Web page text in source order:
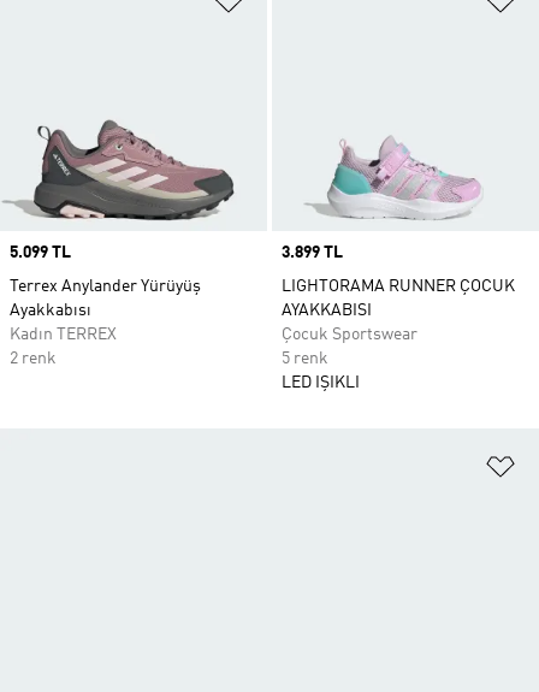
Price
5.099 TL
Terrex Anylander Yürüyüş
Ayakkabısı
Kadın TERREX
2 renk
Price
3.899 TL
LIGHTORAMA RUNNER ÇOCUK
AYAKKABISI
Çocuk Sportswear
5 renk
LED IŞIKLI